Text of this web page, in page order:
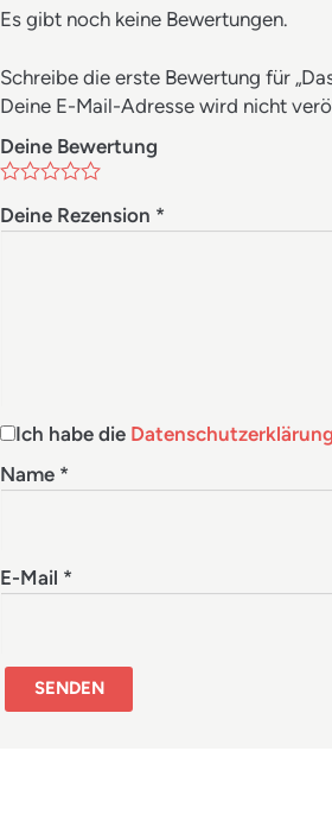
Es gibt noch keine Bewertungen.
Schreibe die erste Bewertung für
Deine E-Mail-Adresse wird nicht
Deine Bewertung
Deine Rezension *
Ich habe die Datenschutzerklärung
Name *
E-Mail *